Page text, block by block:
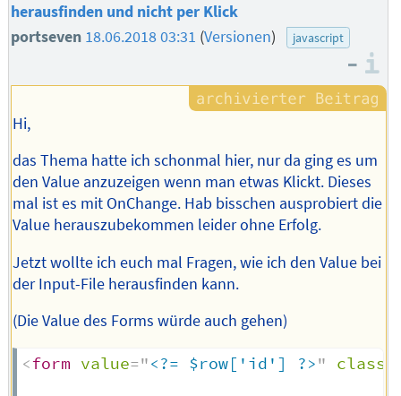
herausfinden und nicht per Klick
portseven 18.06.2018 03:31 (Versionen) javascript
–
Hi,
das Thema hatte ich schonmal hier, nur da ging es um
den Value anzuzeigen wenn man etwas Klickt. Dieses
mal ist es mit OnChange. Hab bisschen ausprobiert die
Value herauszubekommen leider ohne Erfolg.
Jetzt wollte ich euch mal Fragen, wie ich den Value bei
der Input-File herausfinden kann.
(Die Value des Forms würde auch gehen)
<form value="<?= $row['id'] ?>" class